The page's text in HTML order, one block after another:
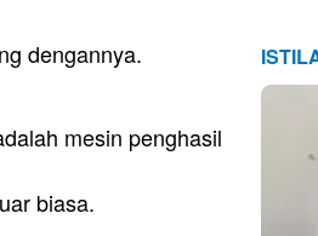
dengannya.
mesin penghasil
biasa.